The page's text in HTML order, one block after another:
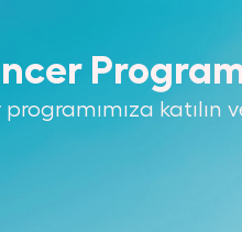
programımıza katılın